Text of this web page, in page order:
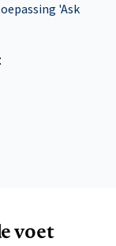
'Ask
voet